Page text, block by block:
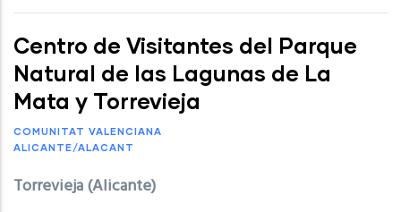
Centro de Visitantes del Parque
Natural de las Lagunas de La
Mata y Torrevieja
COMUNITAT VALENCIANA
ALICANTE/ALACANT
Torrevieja (Alicante)